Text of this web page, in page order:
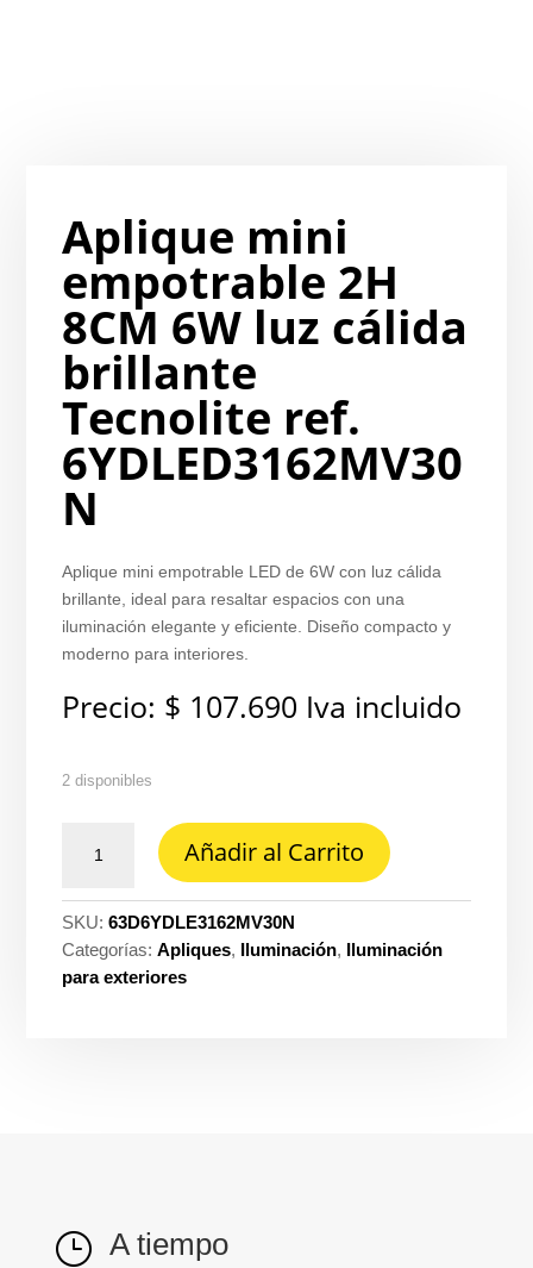
Aplique mini
empotrable 2H
8CM 6W luz cálida
brillante
Tecnolite ref.
6YDLED3162MV30
N
Aplique mini empotrable LED de 6W con luz cálida
brillante, ideal para resaltar espacios con una
iluminación elegante y eficiente. Diseño compacto y
moderno para interiores.
Precio: $ 107.690 Iva incluido
2 disponibles
mini
2H
8CM
6W
Añadir al Carrito
SKU:63D6YDLE3162MV30N
Categorías:Apliques, Iluminación, Iluminación
para exteriores
} A tiempo